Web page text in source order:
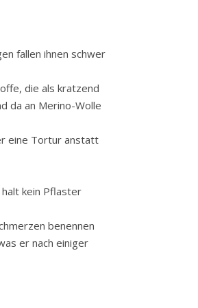
fallen ihnen schwer
die als kratzend
da an Merino-Wolle
eine Tortur anstatt
halt kein Pflaster
benennen
er nach einiger